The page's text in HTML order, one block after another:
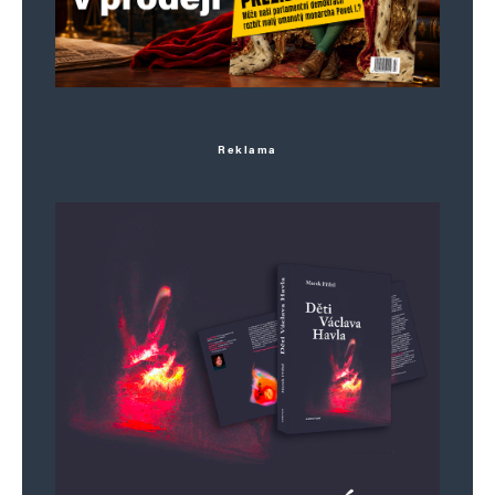
občanů-voličů.
(Do třetího bych zařadil problematiku barvy
Česká trikolora má pořadí barev (shora dolů)
bílá, červená, modrá.
Trikolora na obrázku může být slovenská, ruská,
slovinská, ale nikoli česká.
Je to ostuda, že neznáte ani základní státní
Reklama